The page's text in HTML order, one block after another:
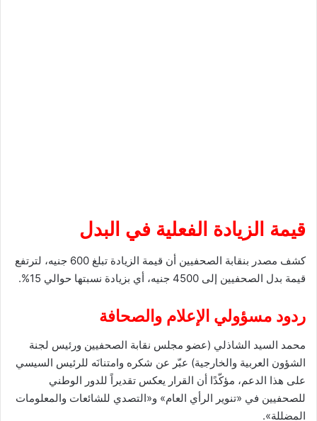
قيمة الزيادة الفعلية في البدل
كشف مصدر بنقابة الصحفيين أن قيمة الزيادة تبلغ 600 جنيه، لترتفع
قيمة بدل الصحفيين إلى 4500 جنيه، أي بزيادة نسبتها حوالي 15%.
ردود مسؤولي الإعلام والصحافة
محمد السيد الشاذلي (عضو مجلس نقابة الصحفيين ورئيس لجنة
الشؤون العربية والخارجية) عبّر عن شكره وامتنانَه للرئيس السيسي
على هذا الدعم، مؤكّدًا أن القرار يعكس تقديراً للدور الوطني
للصحفيين في «تنوير الرأي العام» و«التصدي للشائعات والمعلومات
المضللة».